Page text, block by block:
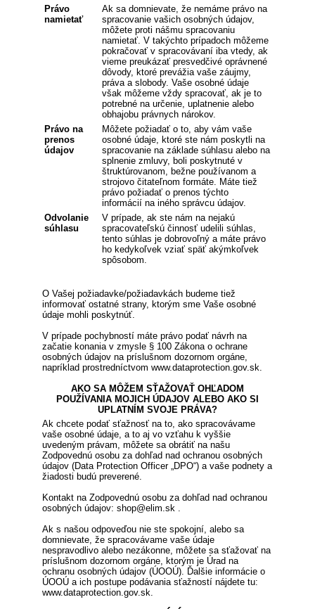
Právo
namietať
Ak sa domnievate, že nemáme právo na
spracovanie vašich osobných údajov,
môžete proti nášmu spracovaniu
namietať. V takýchto prípadoch môžeme
pokračovať v spracovávaní iba vtedy, ak
vieme preukázať presvedčivé oprávnené
dôvody, ktoré prevážia vaše záujmy,
práva a slobody. Vaše osobné údaje
však môžeme vždy spracovať, ak je to
potrebné na určenie, uplatnenie alebo
obhajobu právnych nárokov.
Právo na
prenos
údajov
Môžete požiadať o to, aby vám vaše
osobné údaje, ktoré ste nám poskytli na
spracovanie na základe súhlasu alebo na
splnenie zmluvy, boli poskytnuté v
štruktúrovanom, bežne používanom a
strojovo čitateľnom formáte. Máte tiež
právo požiadať o prenos týchto
informácií na iného správcu údajov.
Odvolanie
súhlasu
V prípade, ak ste nám na nejakú
spracovateľskú činnosť udelili súhlas,
tento súhlas je dobrovoľný a máte právo
ho kedykoľvek vziať späť akýmkoľvek
spôsobom.
O Vašej požiadavke/požiadavkách budeme tiež
informovať ostatné strany, ktorým sme Vaše osobné
údaje mohli poskytnúť.
V prípade pochybností máte právo podať návrh na
začatie konania v zmysle § 100 Zákona o ochrane
osobných údajov na príslušnom dozornom orgáne,
napríklad prostredníctvom www.dataprotection.gov.sk.
AKO SA MÔŽEM SŤAŽOVAŤ OHĽADOM
POUŽÍVANIA MOJICH ÚDAJOV ALEBO AKO SI
UPLATNÍM SVOJE PRÁVA?
Ak chcete podať sťažnosť na to, ako spracovávame
vaše osobné údaje, a to aj vo vzťahu k vyššie
uvedeným právam, môžete sa obrátiť na našu
Zodpovednú osobu za dohľad nad ochranou osobných
údajov (Data Protection Officer „DPO“) a vaše podnety a
žiadosti budú preverené.
Kontakt na Zodpovednú osobu za dohľad nad ochranou
osobných údajov: shop@elim.sk .
Ak s našou odpoveďou nie ste spokojní, alebo sa
domnievate, že spracovávame vaše údaje
nespravodlivo alebo nezákonne, môžete sa sťažovať na
príslušnom dozornom orgáne, ktorým je Úrad na
ochranu osobných údajov (ÚOOÚ). Ďalšie informácie o
ÚOOÚ a ich postupe podávania sťažností nájdete tu:
www.dataprotection.gov.sk.